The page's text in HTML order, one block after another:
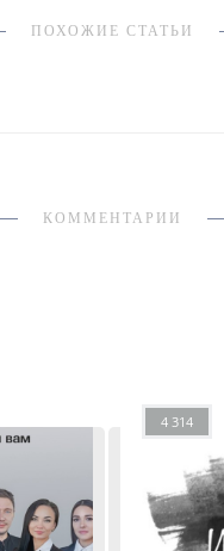
ПОХОЖИЕ СТАТЬИ
КОММЕНТАРИИ
4 314